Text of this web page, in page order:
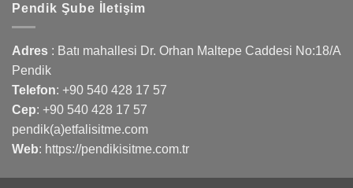
Pendik Şube İletişim
Adres : Batı mahallesi Dr. Orhan Maltepe Caddesi No:18/A
Pendik
Telefon: +90 540 428 17 57
Cep: +90 540 428 17 57
pendik(a)etfalisitme.com
Web: https://pendikisitme.com.tr